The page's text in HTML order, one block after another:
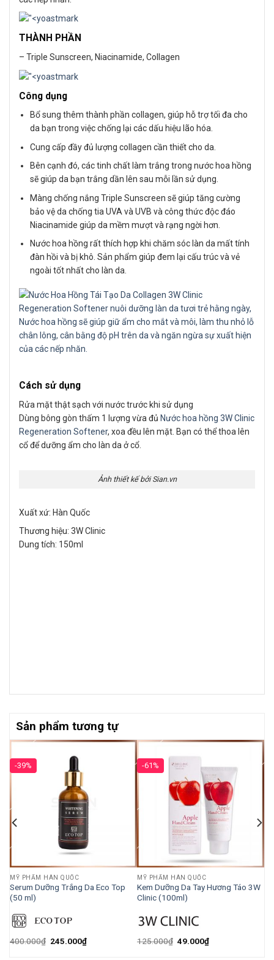
THÀNH PHẦN
– Triple Sunscreen, Niacinamide, Collagen
Công dụng
Bổ sung thêm thành phần collagen, giúp hỗ trợ tối đa cho
da bạn trong việc chống lại các dấu hiệu lão hóa.
Cung cấp đầy đủ lượng collagen cần thiết cho da.
Bên cạnh đó, các tinh chất làm trắng trong nước hoa hồng
sẽ giúp da bạn trắng dần lên sau mỗi lần sử dụng.
Màng chống nắng Triple Sunscreen sẽ giúp tăng cường
bảo vệ da chống tia UVA và UVB và công thức độc đáo
Niacinamide giúp da mềm mượt và rạng ngời hơn.
Nước hoa hồng rất thích hợp khi chăm sóc làn da mất tính
đàn hồi và bị khô. Sản phẩm giúp đem lại cấu trúc và vẻ
ngoài tốt nhất cho làn da.
Cách sử dụng
Rửa mặt thật sạch với nước trước khi sử dụng
Dùng bông gòn thấm 1 lượng vừa đủ Nước hoa hồng 3W Clinic
Regeneration Softener, xoa đều lên mặt. Bạn có thể thoa lên
cổ để dưỡng ẩm cho làn da ở cổ.
Ảnh thiết kế bởi Sian.vn
Xuất xứ: Hàn Quốc
Thương hiệu: 3W Clinic
Dung tích: 150ml
Sản phẩm tương tự
-39%
MỸ PHẨM HÀN QUỐC
Serum Dưỡng Trắng Da Eco Top
(50 ml)
400.000₫ 245.000₫
-61%
MỸ PHẨM HÀN QUỐC
Kem Dưỡng Da Tay Hương Táo 3W
Clinic (100ml)
125.000₫ 49.000₫